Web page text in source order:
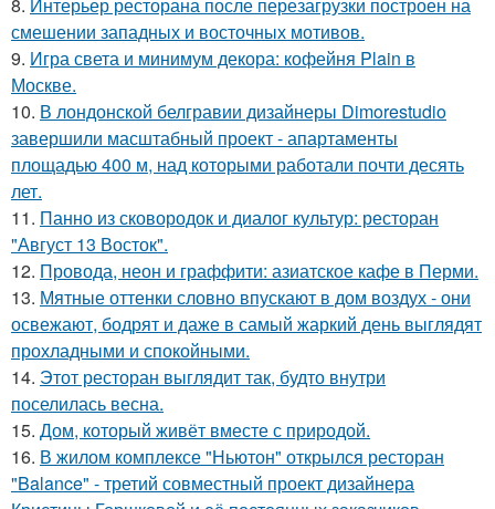
смешении западных и восточных мотивов.
9. Игра света и минимум декора: кофейня Plain в
Москве.
10. В лондонской белгравии дизайнеры Dimorestudio
завершили масштабный проект - апартаменты
площадью 400 м, над которыми работали почти десять
лет.
11. Панно из сковородок и диалог культур: ресторан
"Август 13 Восток".
12. Провода, неон и граффити: азиатское кафе в Перми.
13. Мятные оттенки словно впускают в дом воздух - они
освежают, бодрят и даже в самый жаркий день выглядят
прохладными и спокойными.
14. Этот ресторан выглядит так, будто внутри
поселилась весна.
15. Дом, который живёт вместе с природой.
16. В жилом комплексе "Ньютон" открылся ресторан
"Balance" - третий совместный проект дизайнера